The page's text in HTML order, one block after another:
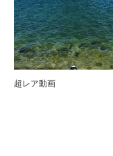
超レア動画